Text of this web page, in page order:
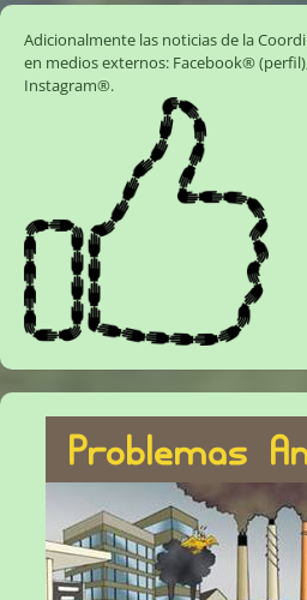
Adicionalmente las noticias de la
en medios externos: Facebook® (perfil)
Instagram®.